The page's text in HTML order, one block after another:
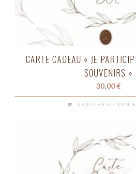
CARTE CADEAU « JE
SOUVENIRS »
30,00€
AJOUTER AU